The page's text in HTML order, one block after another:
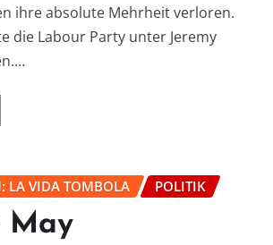
ihre absolute Mehrheit verloren.
die Labour Party unter Jeremy
LA VIDA TOMBOLA POLITIK
May